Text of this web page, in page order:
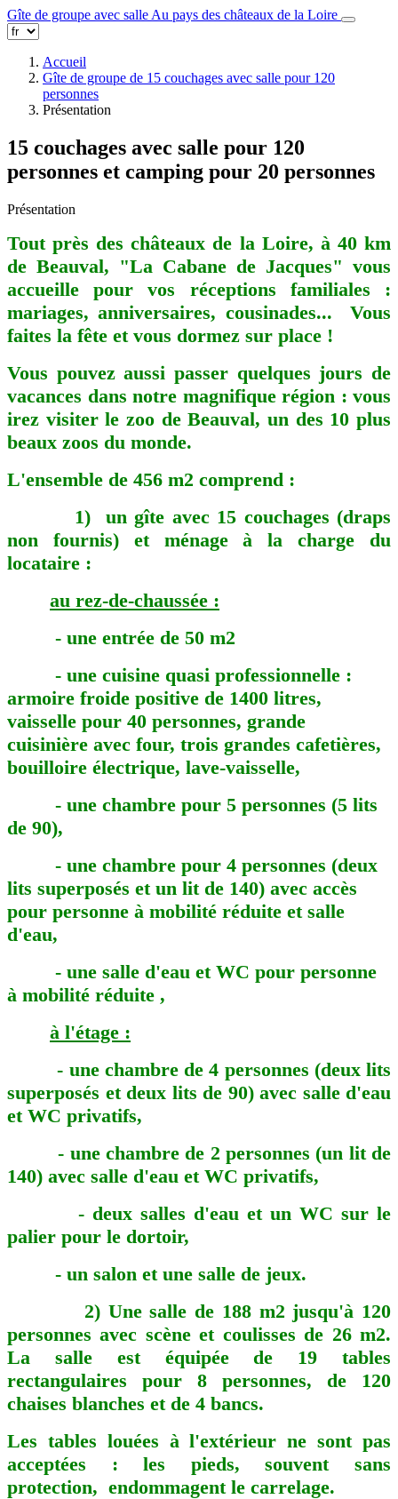
Gîte de groupe avec salle Au pays des châteaux de la Loire
Accueil
Gîte de groupe de 15 couchages avec salle pour 120
personnes
Présentation
15 couchages avec salle pour 120
personnes et camping pour 20 personnes
Présentation
Tout près des châteaux de la Loire, à 40 km
de Beauval, "La Cabane de Jacques" vous
accueille pour vos réceptions familiales :
mariages, anniversaires, cousinades... Vous
faites la fête et vous dormez sur place !
Vous pouvez aussi passer quelques jours de
vacances dans notre magnifique région : vous
irez visiter le zoo de Beauval, un des 10 plus
beaux zoos du monde.
L'ensemble de 456 m2 comprend :
1) un gîte avec 15 couchages (draps
non fournis) et ménage à la charge du
locataire :
au rez-de-chaussée :
- une entrée de 50 m2
- une cuisine quasi professionnelle :
armoire froide positive de 1400 litres,
vaisselle pour 40 personnes, grande
cuisinière avec four, trois grandes cafetières,
bouilloire électrique, lave-vaisselle,
- une chambre pour 5 personnes (5 lits
de 90),
- une chambre pour 4 personnes (deux
lits superposés et un lit de 140) avec accès
pour personne à mobilité réduite et salle
d'eau,
- une salle d'eau et WC pour personne
à mobilité réduite ,
à l'étage :
- une chambre de 4 personnes (deux lits
superposés et deux lits de 90) avec salle d'eau
et WC privatifs,
- une chambre de 2 personnes (un lit de
140) avec salle d'eau et WC privatifs,
- deux salles d'eau et un WC sur le
palier pour le dortoir,
- un salon et une salle de jeux.
2) Une salle de 188 m2 jusqu'à 120
personnes avec scène et coulisses de 26 m2.
La salle est équipée de 19 tables
rectangulaires pour 8 personnes, de 120
chaises blanches et de 4 bancs.
Les tables louées à l'extérieur ne sont pas
acceptées : les pieds, souvent sans
protection, endommagent le carrelage.